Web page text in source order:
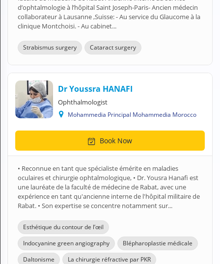
d’ophtalmologie à l’hôpital Saint Joseph-Paris- Ancien médecin
collaborateur à Lausanne ,Suisse: - Au service du Glaucome à la
clinique Montchoisi. - Au cabinet...
Strabismus surgery Cataract surgery
Dr Youssra HANAFI
Ophthalmologist
Mohammedia Principal Mohammedia Morocco
Book Now
• Reconnue en tant que spécialiste émérite en maladies
oculaires et chirurgie ophtalmologique, • Dr. Yousra Hanafi est
une lauréate de la faculté de médecine de Rabat, avec une
expérience en tant qu'ancienne interne de l'hôpital militaire de
Rabat. • Son expertise se concentre notamment sur...
Esthétique du contour de l’œil
Indocyanine green angiography
Blépharoplastie médicale
Daltonisme
La chirurgie réfractive par PKR